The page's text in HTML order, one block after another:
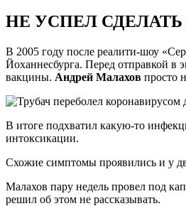
НЕ УСПЕЛ
В 2005 году после реалити-шоу
Йоханнесбурга. Перед отправкой в
вакцины. Андрей Малахов просто
В итоге подхватил какую-то
интоксикации.
Схожие симптомы проявились и у
Малахов пару недель провел под
решил об этом не рассказывать.